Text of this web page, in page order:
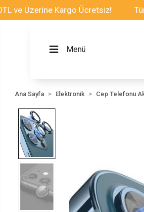
Kargo Ücretsiz! Tüm
Menü
Ana Sayfa Elektronik Cep Telefonu